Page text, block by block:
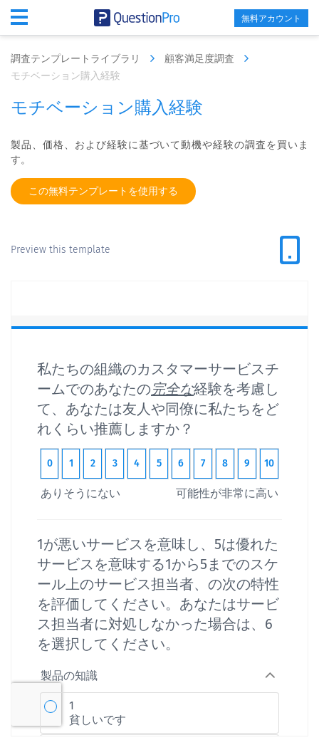
無料アカウント
調査テンプレートライブラリ
顧客満足度調査
モチベーション購入経験
モチベーション購入経験
製品、価格、および経験に基づいて動機や経験の調査を買いま
す。
この無料テンプレートを使用する
Preview this template